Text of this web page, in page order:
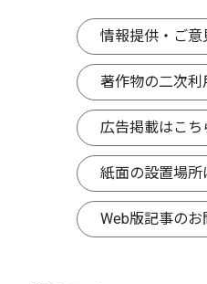
情報提供・ご意
著作物の二次利
広告掲載はこち
紙面の設置場所
Web版記事の